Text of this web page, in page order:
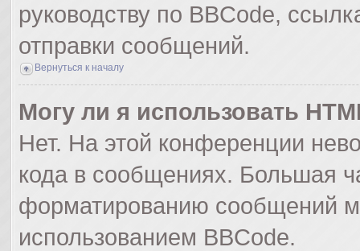
руководству по BBCode,
отправки сообщений.
Вернуться к началу
Могу ли я использовать
Нет. На этой конференции
кода в сообщениях. Большая
форматированию сообщений
использованием BBCode.